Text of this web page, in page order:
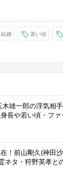
結婚 若い頃
雄一郎の浮気相
長や若い頃・フ
！前山剛久(神田
ネタ・狩野英孝と